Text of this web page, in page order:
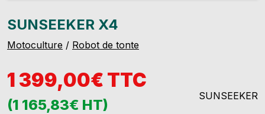
SUNSEEKER X4
Motoculture / Robot de tonte
1 399,00€ TTC
(1 165,83€ HT)
SUNSEEKER